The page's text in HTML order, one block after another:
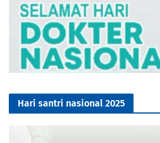
Hari santri nasional 2025